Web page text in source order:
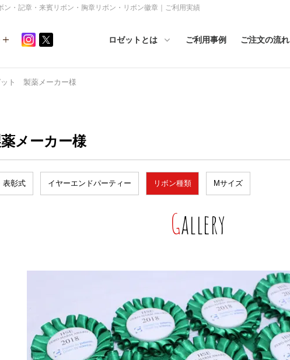
・記章・来賓リボン・胸章リボン・リボン徽章｜ご利用実績
ロゼットとは ご利用事例 ご注文の流れ
ト 製薬メーカー様
メーカー様
表彰式 イヤーエンドパーティー リボン種類 Mサイズ
Gallery